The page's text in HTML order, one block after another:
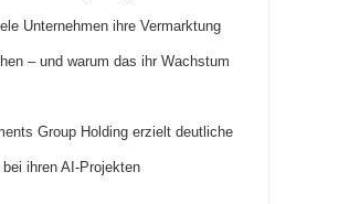
Unternehmen ihre Vermarktung
– und warum das ihr Wachstum
Group Holding erzielt deutliche
ihren AI-Projekten